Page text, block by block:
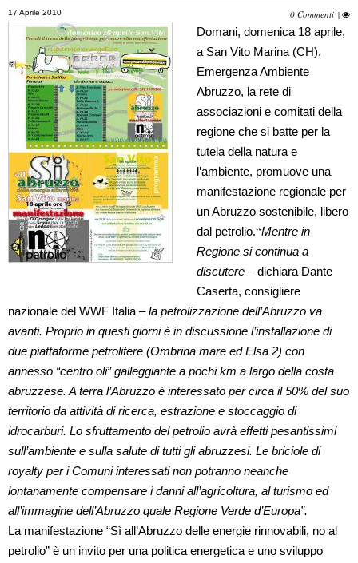
17 Aprile 2010 0 Commenti |
Domani, domenica 18 aprile,
a San Vito Marina (CH),
Emergenza Ambiente
Abruzzo, la rete di
associazioni e comitati della
regione che si batte per la
tutela della natura e
l’ambiente, promuove una
manifestazione regionale per
un Abruzzo sostenibile, libero
dal petrolio.“Mentre in
Regione si continua a
discutere –dichiara Dante
Caserta, consigliere
nazionale del WWF Italia –la petrolizzazione dell’Abruzzo va
avanti. Proprio in questi giorni è in discussione l’installazione di
due piattaforme petrolifere (Ombrina mare ed Elsa 2) con
annesso “centro oli” galleggiante a pochi km a largo della costa
abruzzese. A terra l’Abruzzo è interessato per circa il 50% del suo
territorio da attività di ricerca, estrazione e stoccaggio di
idrocarburi. Lo sfruttamento del petrolio avrà effetti pesantissimi
sull’ambiente e sulla salute di tutti gli abruzzesi. Le briciole di
royalty per i Comuni interessati non potranno neanche
lontanamente compensare i danni all’agricoltura, al turismo ed
all’immagine dell’Abruzzo quale Regione Verde d’Europa”.
La manifestazione “Sì all’Abruzzo delle energie rinnovabili, no al
petrolio” è un invito per una politica energetica e uno sviluppo